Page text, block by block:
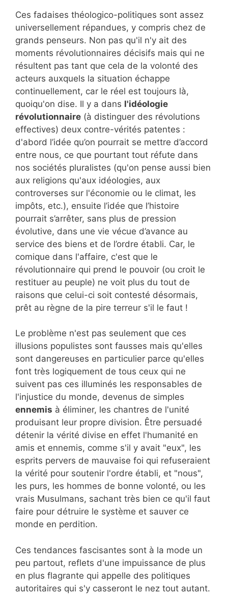
Ces fadaises théologico-politiques sont assez
universellement répandues, y compris chez de
grands penseurs. Non pas qu'il n'y ait des
moments révolutionnaires décisifs mais qui ne
résultent pas tant que cela de la volonté des
acteurs auxquels la situation échappe
continuellement, car le réel est toujours là,
quoiqu'on dise. Il y a dans l'idéologie
révolutionnaire (à distinguer des révolutions
effectives) deux contre-vérités patentes :
d'abord l’idée qu’on pourrait se mettre d’accord
entre nous, ce que pourtant tout réfute dans
nos sociétés pluralistes (qu'on pense aussi bien
aux religions qu'aux idéologies, aux
controverses sur l'économie ou le climat, les
impôts, etc.), ensuite l’idée que l’histoire
pourrait s’arrêter, sans plus de pression
évolutive, dans une vie vécue d’avance au
service des biens et de l’ordre établi. Car, le
comique dans l'affaire, c'est que le
révolutionnaire qui prend le pouvoir (ou croit le
restituer au peuple) ne voit plus du tout de
raisons que celui-ci soit contesté désormais,
prêt au règne de la pire terreur s'il le faut !
Le problème n'est pas seulement que ces
illusions populistes sont fausses mais qu'elles
sont dangereuses en particulier parce qu'elles
font très logiquement de tous ceux qui ne
suivent pas ces illuminés les responsables de
l'injustice du monde, devenus de simples
ennemis à éliminer, les chantres de l'unité
produisant leur propre division. Être persuadé
détenir la vérité divise en effet l'humanité en
amis et ennemis, comme s'il y avait "eux", les
esprits pervers de mauvaise foi qui refuseraient
la vérité pour soutenir l'ordre établi, et "nous",
les purs, les hommes de bonne volonté, ou les
vrais Musulmans, sachant très bien ce qu'il faut
faire pour détruire le système et sauver ce
monde en perdition.
Ces tendances fascisantes sont à la mode un
peu partout, reflets d'une impuissance de plus
en plus flagrante qui appelle des politiques
autoritaires qui s'y casseront le nez tout autant.